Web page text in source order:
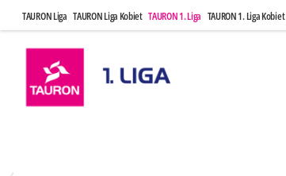
TAURON Liga TAURON Liga Kobiet TAURON 1. Liga TAURON 1. Liga Kobiet